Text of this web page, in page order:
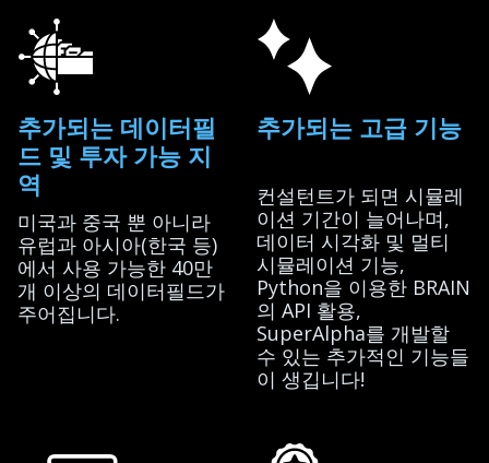
추가되는 데이터필
드 및 투자 가능 지
역
미국과 중국 뿐 아니라
유럽과 아시아(한국 등)
에서 사용 가능한 40만
개 이상의 데이터필드가
주어집니다.
추가되는 고급 기능
컨설턴트가 되면 시뮬레
이션 기간이 늘어나며,
데이터 시각화 및 멀티
시뮬레이션 기능,
Python을 이용한 BRAIN
의 API 활용,
SuperAlpha를 개발할
수 있는 추가적인 기능들
이 생깁니다!